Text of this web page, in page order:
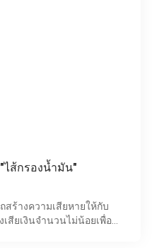
ไส้กรองน้ำมัน"
ร้างความเสียหายให้กับ
สียเงินจำนวนไม่น้อยเพื่อ